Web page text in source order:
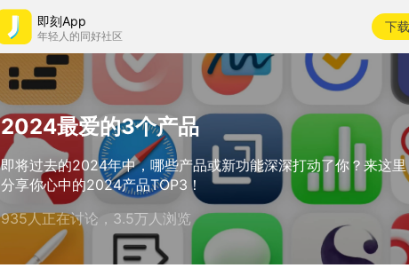
即刻App
年轻人的同好社区
下载
2024最爱的3个产品
即将过去的2024年中，哪些产品或新功能深深打动了你？来这里
分享你心中的2024产品TOP3！
935人正在讨论，3.5万人浏览